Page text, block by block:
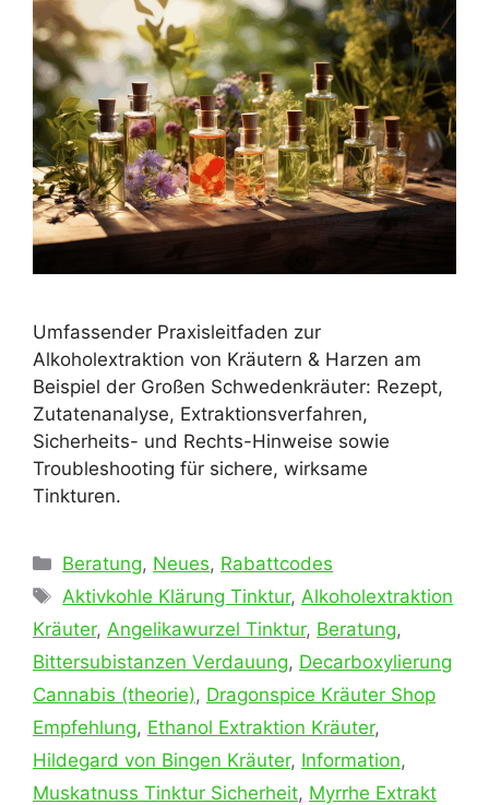
Umfassender Praxisleitfaden zur
Alkoholextraktion von Kräutern & Harzen am
Beispiel der Großen Schwedenkräuter: Rezept,
Zutatenanalyse, Extraktionsverfahren,
Sicherheits- und Rechts-Hinweise sowie
Troubleshooting für sichere, wirksame
Tinkturen.
Kategorien
Beratung, Neues, Rabattcodes
Schlagwörter
Aktivkohle Klärung Tinktur, Alkoholextraktion
Kräuter, Angelikawurzel Tinktur, Beratung,
Bittersubi­stanzen Verdauung, Decarboxylierung
Cannabis (theorie), Dragonspice Kräuter Shop
Empfehlung, Ethanol Extraktion Kräuter,
Hildegard von Bingen Kräuter, Information,
Muskatnuss Tinktur Sicherheit, Myrrhe Extrakt